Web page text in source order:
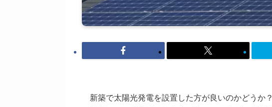
新築で太陽光発電を設置した方が良いのかどうか？